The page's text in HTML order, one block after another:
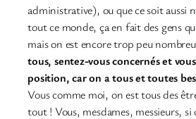
administrative), ou que ce soit aussi
tout ce monde, ça en fait des gens
mais on est encore trop peu
tous, sentez-vous concernés et
position, car on a tous et toutes
Vous comme moi, on est tous des
tout ! Vous, mesdames, messieurs, si